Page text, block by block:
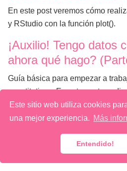
Este sitio web utiliza cookies
una mejor experiencia. Más
Entendido!
En este post veremos cómo
y RStudio con la función plot().
¡Auxilio! Tengo datos
ahora qué hago?
Guía básica para empezar a
cuantitativos. En este post:
@ 2026 Macarena